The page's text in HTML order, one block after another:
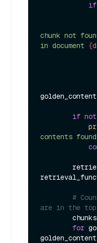
if
chunk not
in document
if not
contents
#
are in the top
for